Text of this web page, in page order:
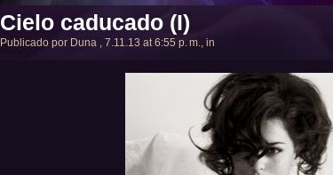
Cielo caducado (I)
Publicado por Duna , 7.11.13 at 6:55 p. m., in